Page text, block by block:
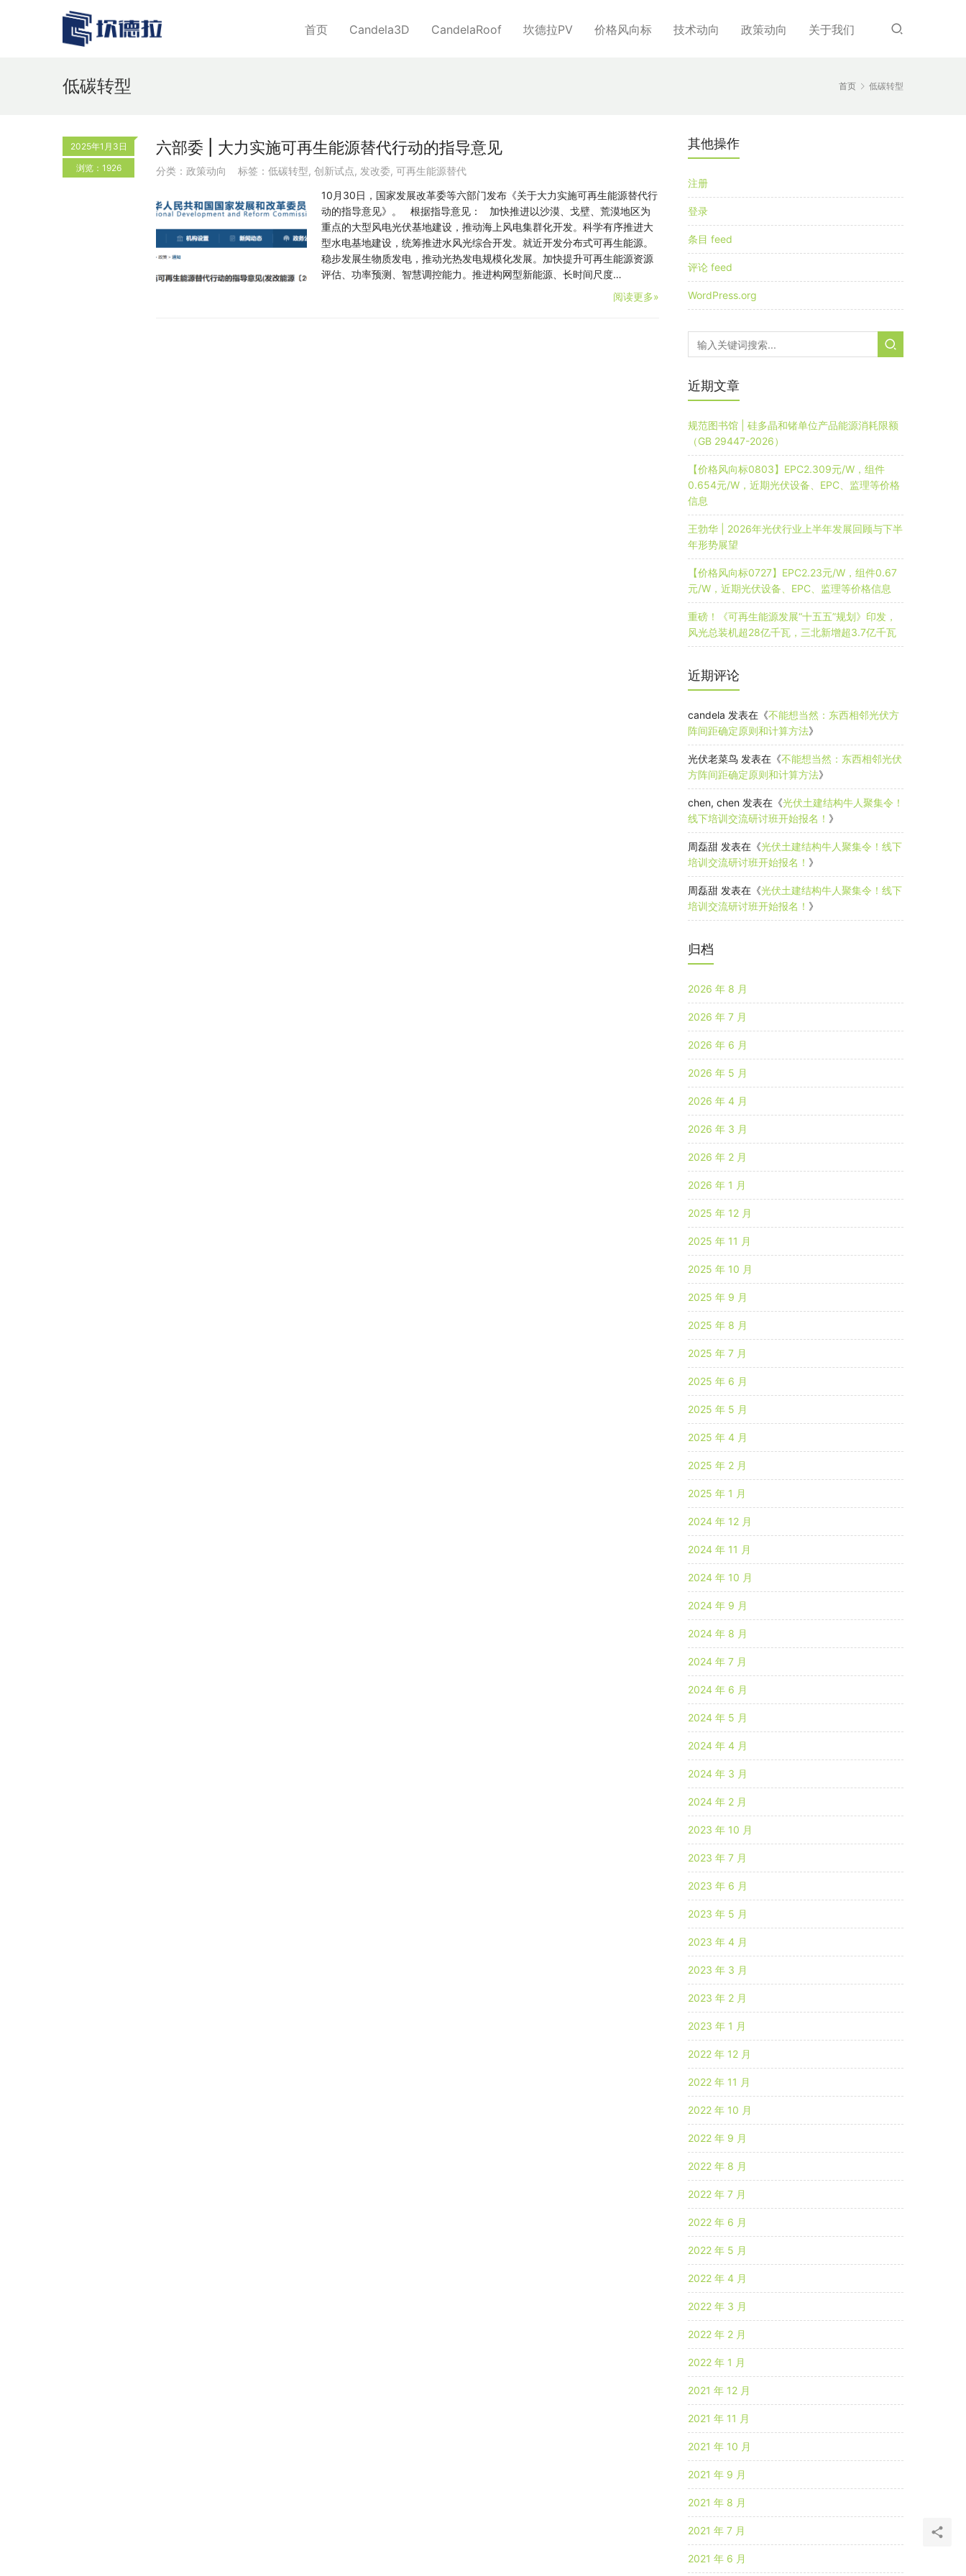
首页 Candela3D CandelaRoof 坎德拉PV 价格风向标 技术动向 政策动向 关于我们
首页 低碳转型
低碳转型
2025年1月3日
浏览：1926
六部委 | 大力实施可再生能源替代行动的指导意见
分类： 政策动向 标签： 低碳转型, 创新试点, 发改委, 可再生能源替代
10月30日，国家发展改革委等六部门发布《关于大力实施可再生能源替代行
动的指导意见》。 根据指导意见： 加快推进以沙漠、戈壁、荒漠地区为
重点的大型风电光伏基地建设，推动海上风电集群化开发。科学有序推进大
型水电基地建设，统筹推进水风光综合开发。就近开发分布式可再生能源。
稳步发展生物质发电，推动光热发电规模化发展。加快提升可再生能源资源
评估、功率预测、智慧调控能力。推进构网型新能源、长时间尺度…
阅读更多»
其他操作
注册
登录
条目 feed
评论 feed
WordPress.org
近期文章
规范图书馆 | 硅多晶和锗单位产品能源消耗限额
（GB 29447-2026）
【价格风向标0803】EPC2.309元/W，组件
0.654元/W，近期光伏设备、EPC、监理等价格
信息
王勃华 | 2026年光伏行业上半年发展回顾与下半
年形势展望
【价格风向标0727】EPC2.23元/W，组件0.67
元/W，近期光伏设备、EPC、监理等价格信息
重磅！《可再生能源发展“十五五”规划》印发，
风光总装机超28亿千瓦，三北新增超3.7亿千瓦
近期评论
candela 发表在《不能想当然：东西相邻光伏方
阵间距确定原则和计算方法》
光伏老菜鸟 发表在《不能想当然：东西相邻光伏
方阵间距确定原则和计算方法》
chen, chen 发表在《光伏土建结构牛人聚集令！
线下培训交流研讨班开始报名！ 》
周磊甜 发表在《光伏土建结构牛人聚集令！线下
培训交流研讨班开始报名！ 》
周磊甜 发表在《光伏土建结构牛人聚集令！线下
培训交流研讨班开始报名！ 》
归档
2026 年 8 月
2026 年 7 月
2026 年 6 月
2026 年 5 月
2026 年 4 月
2026 年 3 月
2026 年 2 月
2026 年 1 月
2025 年 12 月
2025 年 11 月
2025 年 10 月
2025 年 9 月
2025 年 8 月
2025 年 7 月
2025 年 6 月
2025 年 5 月
2025 年 4 月
2025 年 2 月
2025 年 1 月
2024 年 12 月
2024 年 11 月
2024 年 10 月
2024 年 9 月
2024 年 8 月
2024 年 7 月
2024 年 6 月
2024 年 5 月
2024 年 4 月
2024 年 3 月
2024 年 2 月
2023 年 10 月
2023 年 7 月
2023 年 6 月
2023 年 5 月
2023 年 4 月
2023 年 3 月
2023 年 2 月
2023 年 1 月
2022 年 12 月
2022 年 11 月
2022 年 10 月
2022 年 9 月
2022 年 8 月
2022 年 7 月
2022 年 6 月
2022 年 5 月
2022 年 4 月
2022 年 3 月
2022 年 2 月
2022 年 1 月
2021 年 12 月
2021 年 11 月
2021 年 10 月
2021 年 9 月
2021 年 8 月
2021 年 7 月
2021 年 6 月